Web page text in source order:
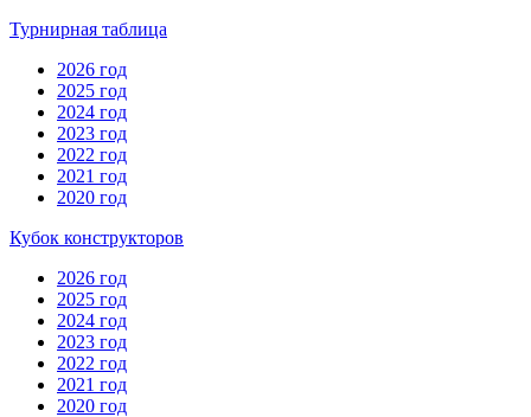
Турнирная таблица
2026 год
2025 год
2024 год
2023 год
2022 год
2021 год
2020 год
Кубок конструкторов
2026 год
2025 год
2024 год
2023 год
2022 год
2021 год
2020 год